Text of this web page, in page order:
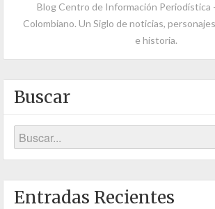
Blog Centro de Información Periodística
Colombiano. Un Siglo de noticias,
e historia.
Buscar
Entradas Recientes